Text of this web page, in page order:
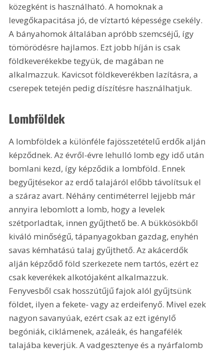
közegként is használható. A homoknak a
levegőkapacitása jó, de víztartó képessége csekély.
A bányahomok általában apróbb szemcséjű, így
tömörödésre hajlamos. Ezt jobb híján is csak
földkeverékekbe tegyük, de magában ne
alkalmazzuk. Kavicsot földkeverékben lazításra, a
cserepek tetején pedig díszítésre használhatjuk.
Lombföldek
A lombföldek a különféle fajösszetételű erdők alján
képződnek. Az évről-évre lehulló lomb egy idő után
bomlani kezd, így képződik a lombföld. Ennek
begyűjtésekor az erdő talajáról előbb távolítsuk el
a száraz avart. Néhány centiméterrel lejjebb már
annyira lebomlott a lomb, hogy a levelek
szétporladtak, innen gyűjthető be. A bükkösökből
kiváló minőségű, tápanyagokban gazdag, enyhén
savas kémhatású talaj gyűjthető. Az akácerdők
alján képződő föld szerkezete nem tartós, ezért ez
csak keverékek alkotójaként alkalmazzuk.
Fenyvesből csak hosszútűjű fajok alól gyűjtsünk
földet, ilyen a fekete- vagy az erdeifenyő. Mivel ezek
nagyon savanyúak, ezért csak az ezt igénylő
begóniák, ciklámenek, azáleák, és hangafélék
talajába keverjük. A vadgesztenye és a nyárfalomb